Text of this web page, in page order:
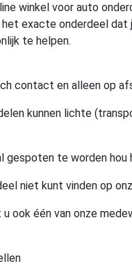
winkel voor auto
het exacte onderdeel
te helpen.
contact en alleen op
kunnen lichte
gespoten te worden hou
niet kunt vinden op
ook één van onze